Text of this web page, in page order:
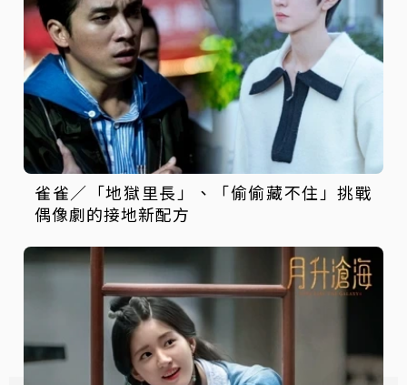
雀雀／「地獄里長」、「偷偷藏不住」挑戰
偶像劇的接地新配方